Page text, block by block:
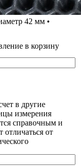
42 мм •
в корзину
в другие
измерения
справочным и
отличаться от